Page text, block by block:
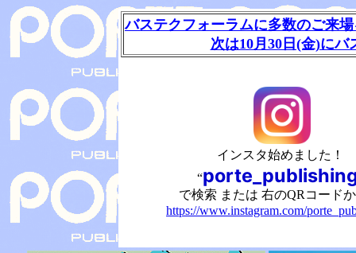
バステクフォーラムに多数のご来
次は10月30日(金)に
インスタ始めました！
“
で検索 または 右のQRコード
https://www.instagram.com/